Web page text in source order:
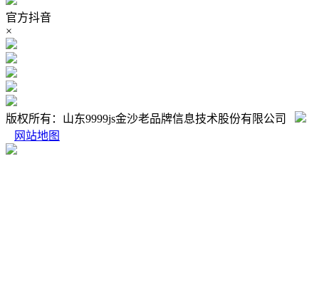
官方抖音
×
版权所有：山东9999js金沙老品牌信息技术股份有限公司
网站地图